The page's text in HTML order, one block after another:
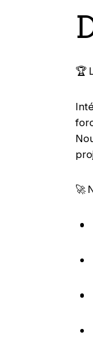
🏆
🚀